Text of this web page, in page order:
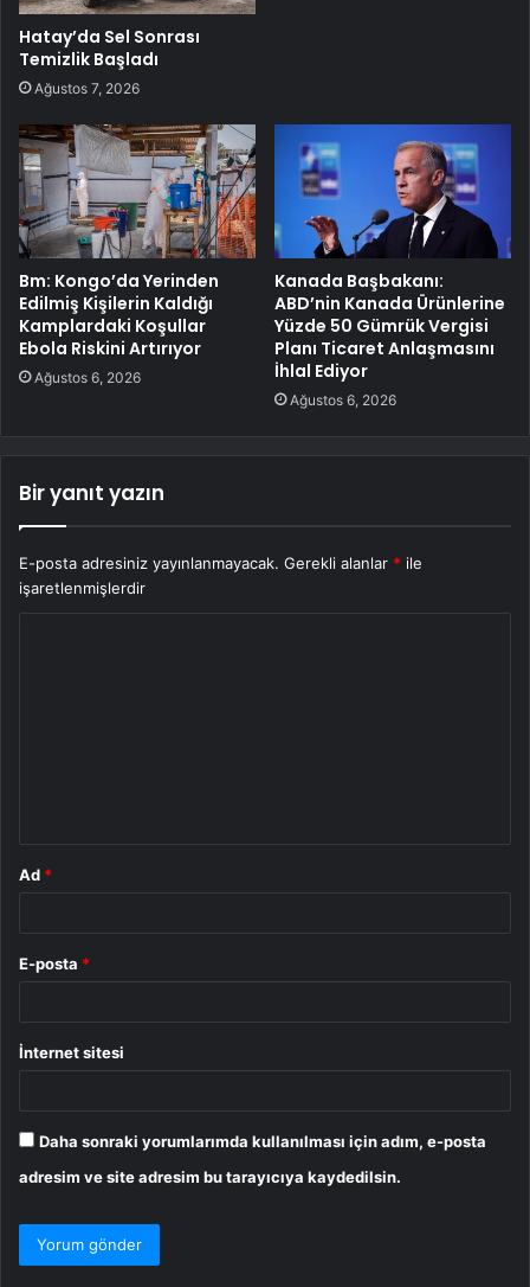
Hatay’da Sel Sonrası
Temizlik Başladı
Ağustos 7, 2026
Bm: Kongo’da Yerinden
Edilmiş Kişilerin Kaldığı
Kamplardaki Koşullar
Ebola Riskini Artırıyor
Ağustos 6, 2026
Kanada Başbakanı:
ABD’nin Kanada Ürünlerine
Yüzde 50 Gümrük Vergisi
Planı Ticaret Anlaşmasını
İhlal Ediyor
Ağustos 6, 2026
Bir yanıt yazın
E-posta adresiniz yayınlanmayacak. Gerekli alanlar * ile
işaretlenmişlerdir
Ad *
E-posta *
İnternet sitesi
Daha sonraki yorumlarımda kullanılması için adım, e-posta
adresim ve site adresim bu tarayıcıya kaydedilsin.